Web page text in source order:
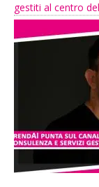
gestiti al centro